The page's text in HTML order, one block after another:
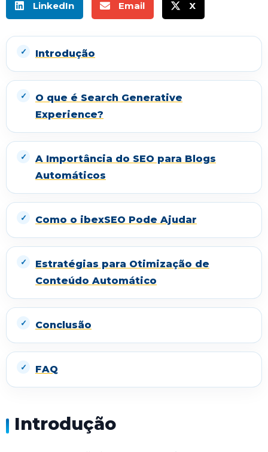
LinkedIn Email X
Introdução
O que é Search Generative
Experience?
A Importância do SEO para Blogs
Automáticos
Como o ibexSEO Pode Ajudar
Estratégias para Otimização de
Conteúdo Automático
Conclusão
FAQ
Introdução